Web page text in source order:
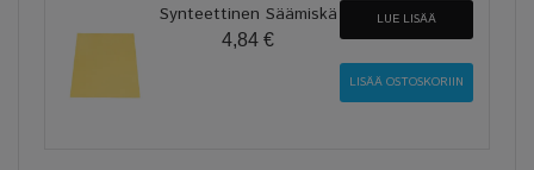
Synteettinen Säämiskä
4,84 €
LUE LISÄÄ